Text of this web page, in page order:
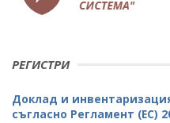
РЕГИСТРИ
Доклад и
съгласно Регламент (ЕС)